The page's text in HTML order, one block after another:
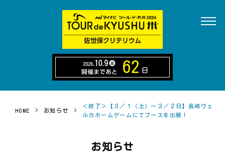
62 日
HOME > お知らせ >
＜終了＞【３／１（土）～３／２日】長崎ヴェ
ルカホームゲームにてブースを出展！
お知らせ